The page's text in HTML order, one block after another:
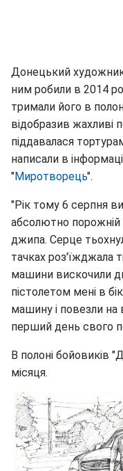
Донецький
ним робили в 2014
тримали його в
відобразив жахливі
піддавалася
написали в
"Миротворець".
"Рік тому 6 серпня
абсолютно порожній
джипа. Серце
тачках роз'їжджала
машини вискочили
пістолетом мені в
машину і повезли на
перший день свого
В полоні бойовиків
місяця.